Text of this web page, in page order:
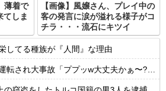
薄着で
てしま
【画像】風嬢さん、プレイ中の
客の発言に涙が溢れる様子がコ
チラ・・・流石にキツイ
してる種族が『人間』な理由
w大丈夫かぁ〜?w」→俺「あなたのせいで玉突き事故発生してますが」「え!?」